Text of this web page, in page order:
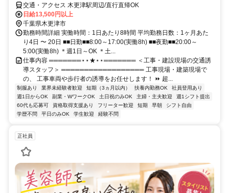
交通・アクセス 木更津駅周辺/直行直帰OK
日給13,500円以上
千葉県木更津市
勤務時間詳細 実働時間：1日あたり8時間 平均勤務日数：1ヶ月あた
り4日 〜 20日 ■■日勤■■8:00～17:00(実働8h) ■■夜勤■■20:00～
5:00(実働8h) ＊週1日～OK ＊土...
仕事内容 ═══════⋆⋆★⋆⋆═══════ ＜工事・建設現場の交通誘
導スタッフ＞ ══════════════════ 工事現場・建築現場で
の、 工事車両や歩行者の誘導をお任せします！ ⏩ 超...
制服あり 業界未経験者歓迎 短期（3ヵ月以内） 扶養内勤務OK
社員登用あり
週1日からOK
副業・WワークOK 土日祝のみOK 主婦・主夫歓迎
週1シフト提出
60代も応募可
資格取得支援あり フリーター歓迎 短期 早朝
シフト自由
学歴不問
平日のみOK 学生歓迎 経験不問
正社員